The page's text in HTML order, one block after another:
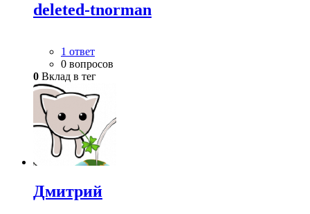
deleted-tnorman
1 ответ
0 вопросов
0 Вклад в тег
Дмитрий